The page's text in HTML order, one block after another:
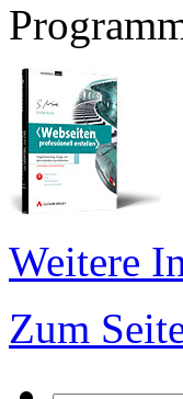
Weitere
Zum